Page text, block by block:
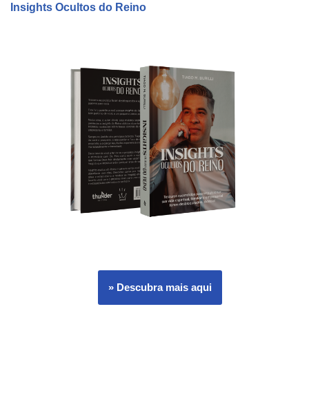
Insights Ocultos do Reino
» Descubra mais aqui